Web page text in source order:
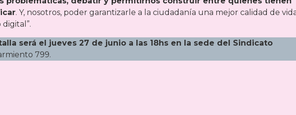
. Y, nosotros, poder garantizarle a la ciudadanía una mejor calidad de
será el jueves 27 de junio a las 18hs en la sede del Sindicato
799.